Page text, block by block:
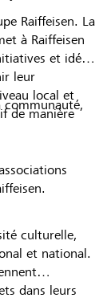
Raiffeisen. La
à Raiffeisen
et idées
leur
local et
de manière
communauté,
culturelle,
et national.
dans leurs